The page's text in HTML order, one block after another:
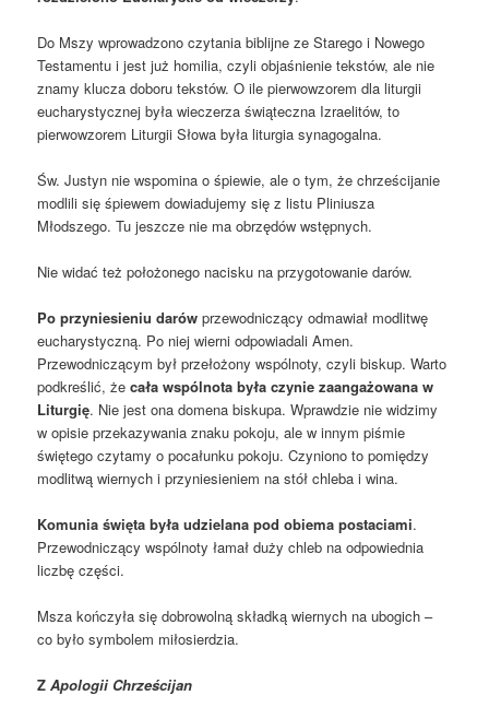
Do Mszy wprowadzono czytania biblijne ze Starego i Nowego
Testamentu i jest już homilia, czyli objaśnienie tekstów, ale nie
znamy klucza doboru tekstów. O ile pierwowzorem dla liturgii
eucharystycznej była wieczerza świąteczna Izraelitów, to
pierwowzorem Liturgii Słowa była liturgia synagogalna.
Św. Justyn nie wspomina o śpiewie, ale o tym, że chrześcijanie
modlili się śpiewem dowiadujemy się z listu Pliniusza
Młodszego. Tu jeszcze nie ma obrzędów wstępnych.
Nie widać też położonego nacisku na przygotowanie darów.
Po przyniesieniu darów przewodniczący odmawiał modlitwę
eucharystyczną. Po niej wierni odpowiadali Amen.
Przewodniczącym był przełożony wspólnoty, czyli biskup. Warto
podkreślić, żecała wspólnota była czynie zaangażowana w
Liturgię. Nie jest ona domena biskupa. Wprawdzie nie widzimy
w opisie przekazywania znaku pokoju, ale w innym piśmie
świętego czytamy o pocałunku pokoju. Czyniono to pomiędzy
modlitwą wiernych i przyniesieniem na stół chleba i wina.
Komunia święta była udzielana pod obiema postaciami.
Przewodniczący wspólnoty łamał duży chleb na odpowiednia
liczbę części.
Msza kończyła się dobrowolną składką wiernych na ubogich –
co było symbolem miłosierdzia.
ZApologii Chrześcijan